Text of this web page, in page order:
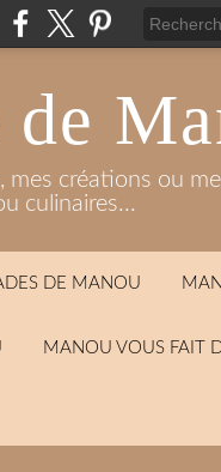
mes créations ou
culinaires...
DE MANOU
MANOU VOUS FAIT